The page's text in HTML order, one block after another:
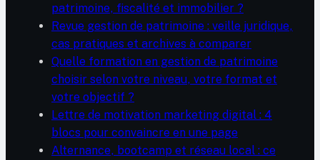
patrimoine, fiscalité et immobilier ?
Revue gestion de patrimoine : veille juridique,
cas pratiques et archives à comparer
Quelle formation en gestion de patrimoine
choisir selon votre niveau, votre format et
votre objectif ?
Lettre de motivation marketing digital : 4
blocs pour convaincre en une page
Alternance, bootcamp et réseau local : ce